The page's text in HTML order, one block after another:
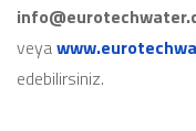
veya
edebilirsiniz.